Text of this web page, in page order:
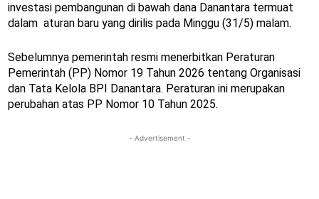
investasi pembangunan di bawah dana Danantara termuat
dalam aturan baru yang dirilis pada Minggu (31/5) malam.
Sebelumnya pemerintah resmi menerbitkan Peraturan
Pemerintah (PP) Nomor 19 Tahun 2026 tentang Organisasi
dan Tata Kelola BPI Danantara. Peraturan ini merupakan
perubahan atas PP Nomor 10 Tahun 2025.
- Advertisement -